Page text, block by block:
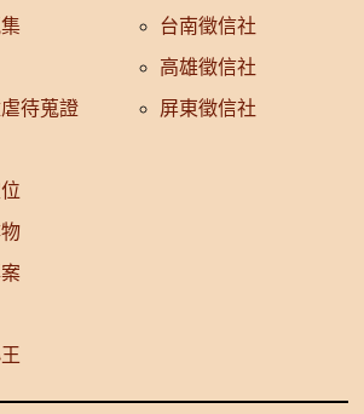
待蒐證
台南徵信社
高雄徵信社
屏東徵信社